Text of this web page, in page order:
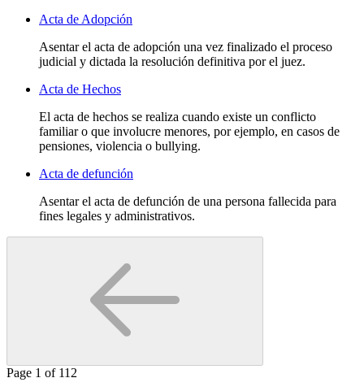
Acta de Adopción
Asentar el acta de adopción una vez finalizado el proceso
judicial y dictada la resolución definitiva por el juez.
Acta de Hechos
El acta de hechos se realiza cuando existe un conflicto
familiar o que involucre menores, por ejemplo, en casos de
pensiones, violencia o bullying.
Acta de defunción
Asentar el acta de defunción de una persona fallecida para
fines legales y administrativos.
Page 1 of 112